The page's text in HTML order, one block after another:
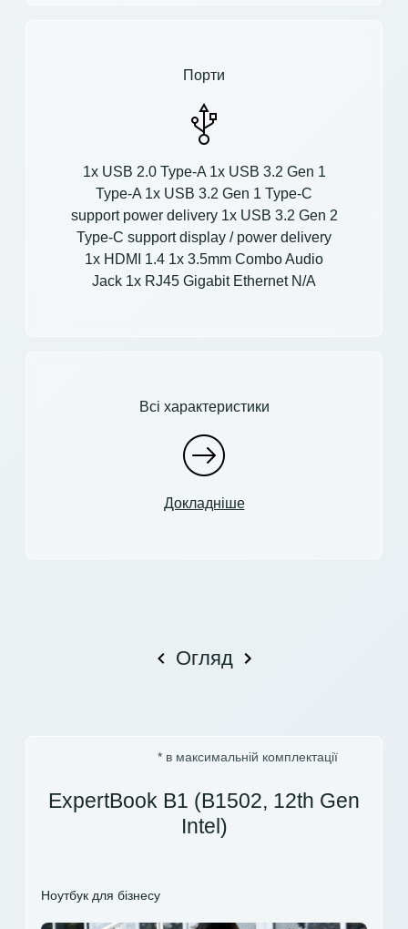
Порти
1x USB 2.0 Type-A 1x USB 3.2 Gen 1
Type-A 1x USB 3.2 Gen 1 Type-C
support power delivery 1x USB 3.2 Gen 2
Type-C support display / power delivery
1x HDMI 1.4 1x 3.5mm Combo Audio
Jack 1x RJ45 Gigabit Ethernet N/A
Всі характеристики
Докладніше
Огляд
* в максимальній комплектації
ExpertBook B1 (B1502, 12th Gen
Intel)
Ноутбук для бізнесу